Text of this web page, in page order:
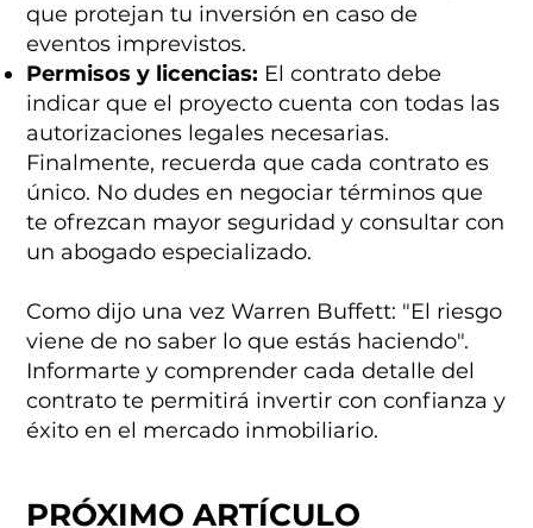
PRÓXIMO ARTÍCULO
que protejan tu inversión en caso de
eventos imprevistos.
Permisos y licencias: El contrato debe
indicar que el proyecto cuenta con todas las
autorizaciones legales necesarias.
Finalmente, recuerda que cada contrato es
único. No dudes en negociar términos que
te ofrezcan mayor seguridad y consultar con
un abogado especializado.
Como dijo una vez Warren Buffett: "El riesgo
viene de no saber lo que estás haciendo".
Informarte y comprender cada detalle del
contrato te permitirá invertir con confianza y
éxito en el mercado inmobiliario.